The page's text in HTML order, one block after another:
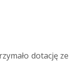
dotację ze